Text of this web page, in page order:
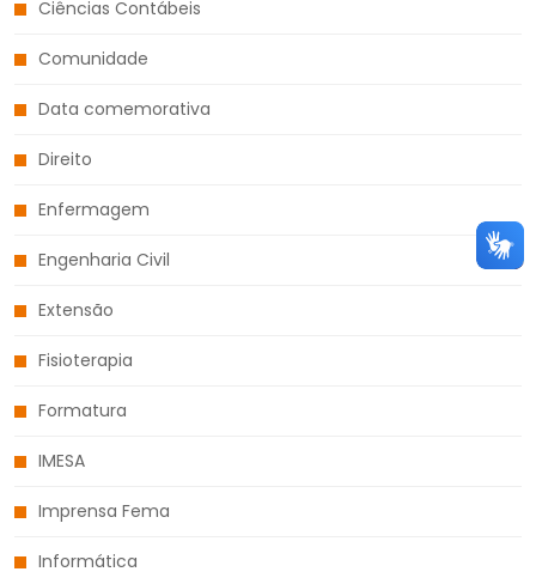
Ciências Contábeis
Comunidade
Data comemorativa
Direito
Enfermagem
Engenharia Civil
Extensão
Fisioterapia
Formatura
IMESA
Imprensa Fema
Informática